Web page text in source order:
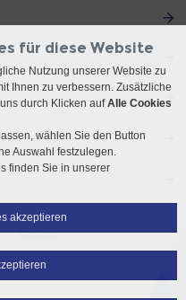
Sitemap
für diese Website
Nutzung unserer Website zu
Ihnen zu verbessern. Zusätzliche
durch Klicken aufAlle Cookies
wählen Sie den Button
Auswahl festzulegen.
finden Sie in unserer
akzeptieren